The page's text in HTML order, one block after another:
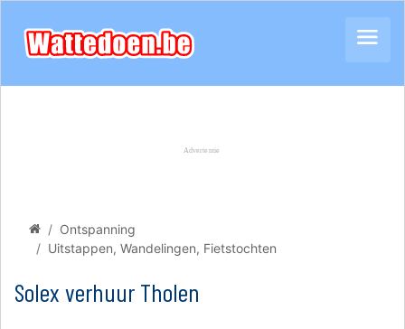
Ontspanning
Uitstappen, Wandelingen, Fietstochten
Solex verhuur Tholen